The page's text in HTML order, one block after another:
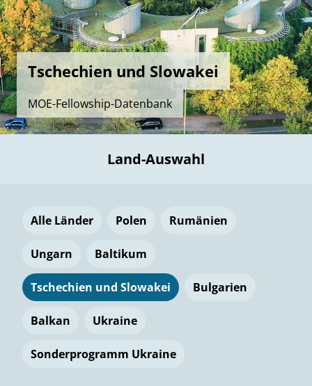
Tschechien und Slowakei
MOE-Fellowship-Datenbank
Land-Auswahl
Alle Länder Polen Rumänien
Ungarn Baltikum
Tschechien und Slowakei Bulgarien
Balkan Ukraine
Sonderprogramm Ukraine